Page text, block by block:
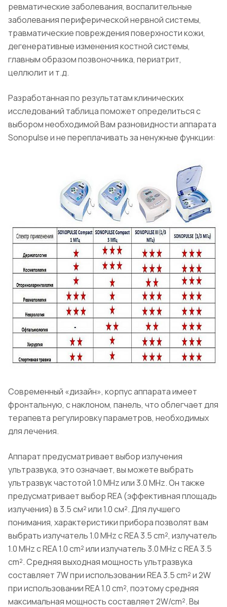
ревматические заболевания, воспалительные
заболевания периферической нервной системы,
травматические повреждения поверхности кожи,
дегенеративные изменения костной системы,
главным образом позвоночника, периатрит,
целлюлит и т.д.
Разработанная по результатам клинических
исследований таблица поможет определиться с
выбором необходимой Вам разновидности аппарата
Sonopulse и не переплачивать за ненужные функции:
Современный «дизайн», корпус аппарата имеет
фронтальную, с наклоном, панель, что облегчает для
терапевта регулировку параметров, необходимых
для лечения.
Аппарат предусматривает выбор излучения
ультразвука, это означает, вы можете выбрать
ультразвук частотой 1.0 MHz или 3.0 MHz. Он также
предусматривает выбор REA (эффективная площадь
излучения) в 3.5 см² или 1.0 см². Для лучшего
понимания, характеристики прибора позволят вам
выбрать излучатель 1.0 MHz с REA 3.5 cm², излучатель
1.0 MHz с REA 1.0 cm² или излучатель 3.0 MHz с REA 3.5
cm². Средняя выходная мощность ультразвука
составляет 7W при использовании REA 3.5 cm² и 2W
при использовании REA 1.0 cm², поэтому средняя
максимальная мощность составляет 2W/cm². Вы